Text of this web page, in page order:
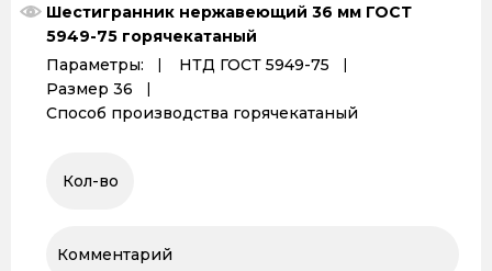
Шестигранник нержавеющий 36 мм ГОСТ
5949-75 горячекатаный
Параметры:
НТД ГОСТ 5949-75
Размер 36
Способ производства горячекатаный